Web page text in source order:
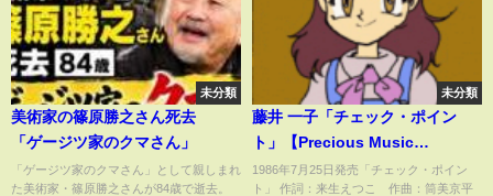
未分類
美術家の篠原勝之さん死去
「ゲージツ家のクマさん」
「ゲージツ家のクマさん」として親しまれ
た美術家・篠原勝之さんが84歳で逝去。
未分類
藤井 一子「チェック・ポイン
ト」【Precious Music
Video:Official】
1986年7月25日発売「チェック・ポイン
ト」 作詞：来生えつこ 作曲：筒美京平